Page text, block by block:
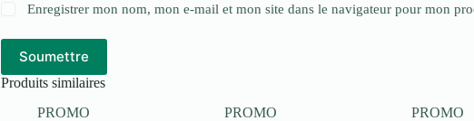
Enregistrer mon nom, mon e-mail et mon site dans le navigateur pour mon
Soumettre
Produits similaires
PROMO
PROMO PROMO